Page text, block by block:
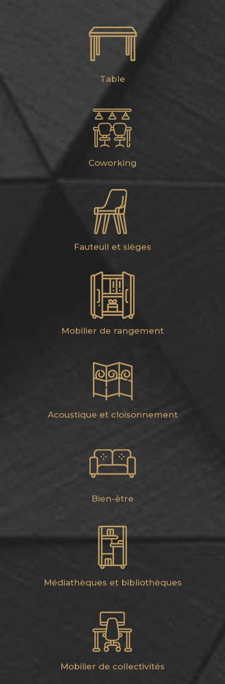
Table
Coworking
Fauteuil et sièges
Mobilier de rangement
Acoustique et cloisonnement
Bien-être
Médiathèques et bibliothèques
Mobilier de collectivités